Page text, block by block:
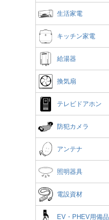
生活家電
キッチン家電
給湯器
換気扇
テレビドアホン
防犯カメラ
アンテナ
照明器具
電設資材
EV・PHEV用備品